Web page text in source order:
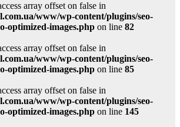
array offset on false in
www/wp-content/plugins/seo-
optimized-images.php on line 82
array offset on false in
www/wp-content/plugins/seo-
optimized-images.php on line 85
array offset on false in
www/wp-content/plugins/seo-
optimized-images.php on line 145